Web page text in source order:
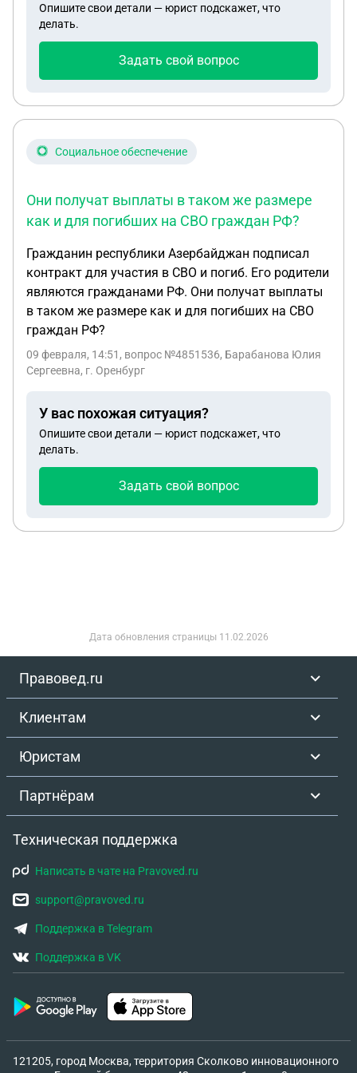
Опишите свои детали — юрист подскажет, что
делать.
Задать свой вопрос
Социальное обеспечение
Они получат выплаты в таком же размере
как и для погибших на СВО граждан РФ?
Гражданин республики Азербайджан подписал
контракт для участия в СВО и погиб. Его родители
являются гражданами РФ. Они получат выплаты
в таком же размере как и для погибших на СВО
граждан РФ?
09 февраля, 14:51 , вопрос №4851536, Барабанова Юлия
Сергеевна, г. Оренбург
У вас похожая ситуация?
Опишите свои детали — юрист подскажет, что
делать.
Задать свой вопрос
Дата обновления страницы 11.02.2026
Правовед.ru
Клиентам
Юристам
Партнёрам
Техническая поддержка
Написать в чате на Pravoved.ru
support@pravoved.ru
Поддержка в Telegram
Поддержка в VK
121205, город Москва, территория Сколково инновационного